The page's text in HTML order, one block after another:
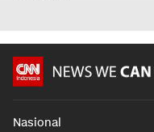
Nasional